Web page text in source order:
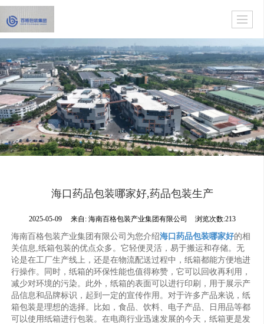
海口药品包装哪家好,药品包装生产
2025-05-09 来自: 海南百格包装产业集团有限公司 浏览次数:213
海南百格包装产业集团有限公司为您介绍海口药品包装哪家好的相
关信息,纸箱包装的优点众多。它轻便灵活，易于搬运和存储。无
论是在工厂生产线上，还是在物流配送过程中，纸箱都能方便地进
行操作。同时，纸箱的环保性能也值得称赞，它可以回收再利用，
减少对环境的污染。此外，纸箱的表面可以进行印刷，用于展示产
品信息和品牌标识，起到一定的宣传作用。对于许多产品来说，纸
箱包装是理想的选择。比如，食品、饮料、电子产品、日用品等都
可以使用纸箱进行包装。在电商行业迅速发展的今天，纸箱更是发